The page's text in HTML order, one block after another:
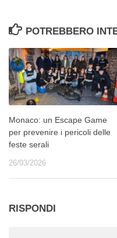
POTREBBERO
Monaco: un Escape Game
per prevenire i pericoli delle
feste serali
26/03/2026
RISPONDI